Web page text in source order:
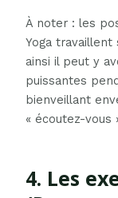
À noter : les
Yoga
ainsi il peut y
puissantes
bienveillant
« écoutez-vous
4. Les